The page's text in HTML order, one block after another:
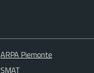
ARPA Piemonte
SMAT